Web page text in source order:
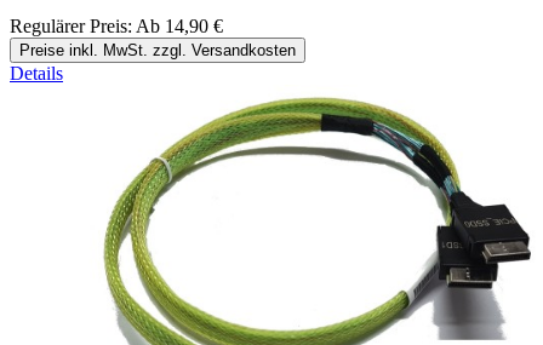
Regulärer Preis: Ab 14,90 €
Preise inkl. MwSt. zzgl. Versandkosten
Details